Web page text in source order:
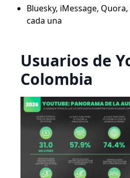
Bluesky, iMessage,
cada una
Usuarios de
Colombia